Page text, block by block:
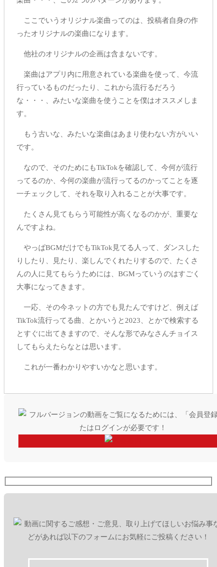
ここでいうオリジナル楽曲ってのは、投稿者自身の作
ったオリジナルの楽曲になります。
他社のオリジナルの企画は含まないです。
楽曲はアプリ内に用意されている楽曲を使って、今流
行っているものだったり、これから流行るだろう
な・・・、みたいな楽曲を使うことを僕はオススメしま
す。
もう古いな、みたいな楽曲はあまり使わない方がいい
です。
なので、そのためにもTikTokを確認して、今何が流行
ってるのか、今何の楽曲が流行ってるのかってことを逐
一チェックして、それを取り入れることが大事です。
たくさん見てもらう可能性が高くなるのかが、重要な
んですよね。
やっぱBGMだけでもTikTok見てる人って、ダンスした
りしたり、見たり、楽しんでくれたりするので、たくさ
んの人に見てもらうためには、BGMっていうのはすごく
大事になってきます。
一応、その今ネットの方でも見たんですけど、例えば
TikTok流行ってる曲、とかいうと2023、とかで検索する
とすぐに出てきますので、そんな形でみなさんチョイス
してもらえたらなとは思います。
これが一番わかりやすいかなと思います。